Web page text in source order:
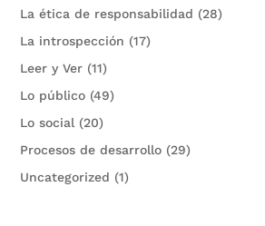
La ética de responsabilidad (28)
La introspección (17)
Leer y Ver (11)
Lo público (49)
Lo social (20)
Procesos de desarrollo (29)
Uncategorized (1)